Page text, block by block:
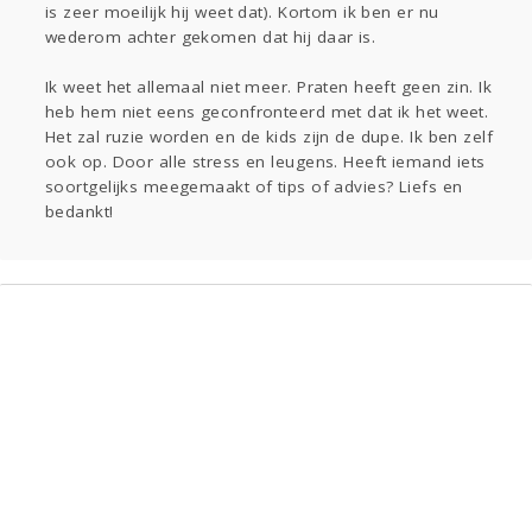
is zeer moeilijk hij weet dat). Kortom ik ben er nu
wederom achter gekomen dat hij daar is.
Ik weet het allemaal niet meer. Praten heeft geen zin. Ik
heb hem niet eens geconfronteerd met dat ik het weet.
Het zal ruzie worden en de kids zijn de dupe. Ik ben zelf
ook op. Door alle stress en leugens. Heeft iemand iets
soortgelijks meegemaakt of tips of advies? Liefs en
bedankt!